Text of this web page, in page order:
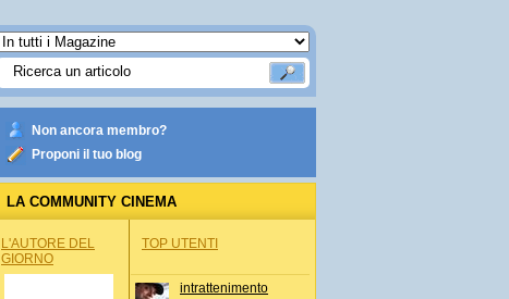
Non ancora membro?
Proponi il tuo blog
LA COMMUNITY CINEMA
L'AUTORE DEL
GIORNO
TOP UTENTI
intrattenimento